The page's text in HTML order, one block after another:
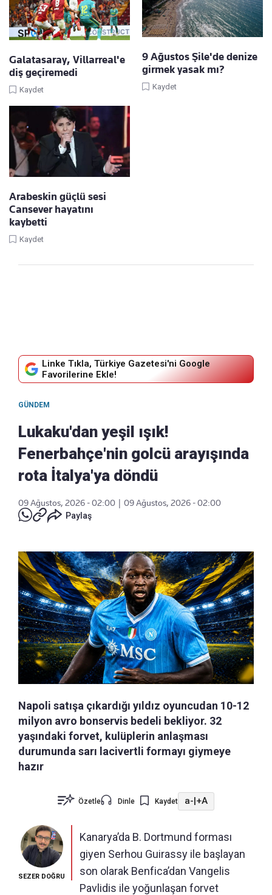
Galatasaray, Villarreal'e
diş geçiremedi
Kaydet
9 Ağustos Şile'de denize
girmek yasak mı?
Kaydet
Arabeskin güçlü sesi
Cansever hayatını
kaybetti
Kaydet
Linke Tıkla, Türkiye Gazetesi'ni Google
Favorilerine Ekle!
GÜNDEM
Lukaku'dan yeşil ışık!
Fenerbahçe'nin golcü arayışında
rota İtalya'ya döndü
09 Ağustos, 2026 - 02:00 | 09 Ağustos, 2026 - 02:00
Paylaş
Napoli satışa çıkardığı yıldız oyuncudan 10-12
milyon avro bonservis bedeli bekliyor. 32
yaşındaki forvet, kulüplerin anlaşması
durumunda sarı lacivertli formayı giymeye
hazır
Özetle Dinle Kaydet a-|+A
SEZER DOĞRU
Kanarya’da B. Dortmund forması
giyen Serhou Guirassy ile başlayan
son olarak Benfica’dan Vangelis
Pavlidis ile yoğunlaşan forvet